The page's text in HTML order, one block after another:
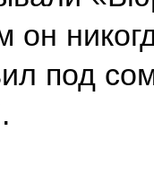
он
под